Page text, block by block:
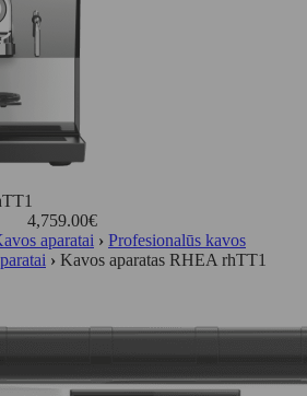
4,759.00€
aparatai › Profesionalūs kavos
› Kavos aparatas RHEA rhTT1